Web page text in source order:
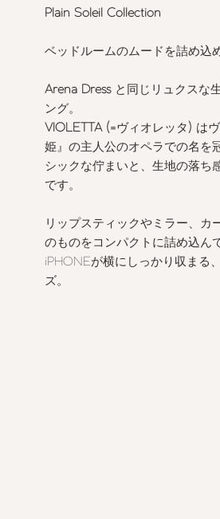
Plain Soleil Collection
ベッドルームのムードを詰め込
Arena Dressと同じリュクスな
ング。
VIOLETTA (=ヴィオレッタ) は
姫』の主人公のオペラでの名を
シックな佇まいと、生地の落ち
です。
リップスティックやミラー、カ
のものをコンパクトに詰め込んで
iPHONEが横にしっかり収まる
ズ。